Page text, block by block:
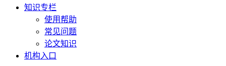
知识专栏
使用帮助
常见问题
论文知识
机构入口